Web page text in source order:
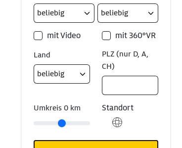
mit Video mit 360°VR
Land
PLZ (nur D, A,
CH)
Umkreis 0 km Standort